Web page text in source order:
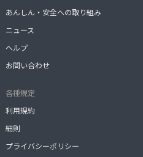
あんしん・安全への取り組み
ニュース
ヘルプ
お問い合わせ
各種規定
利用規約
細則
プライバシーポリシー